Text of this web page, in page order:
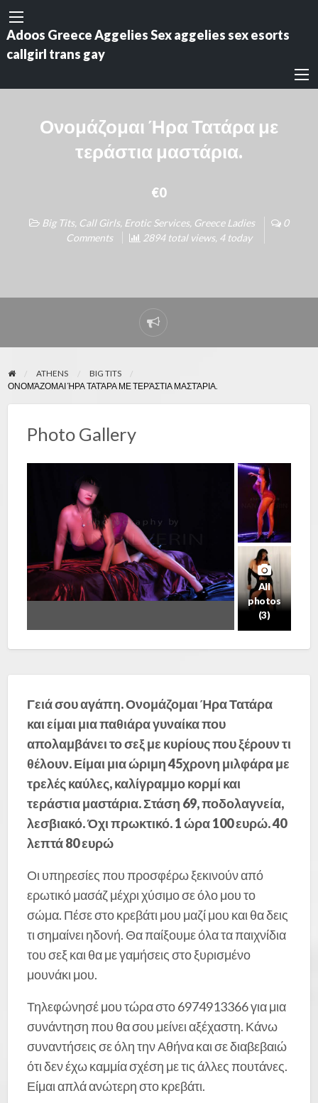
Adoos Greece Aggelies Sex aggelies sex esorts
callgirl trans gay
Ονομάζομαι Ήρα Τατάρα με
τεράστια μαστάρια.
€0
Big Tits, Call Girls, Erotic Services, Greece Ladies
0
Comments
2894 total views, 4 today
ATHENS
BIG TITS
ΟΝΟΜΆΖΟΜΑΙ ΉΡΑ ΤΑΤΆΡΑ ΜΕ ΤΕΡΆΣΤΙΑ ΜΑΣΤΆΡΙΑ.
Photo Gallery
All
photos
(3)
Γειά σου αγάπη. Ονομάζομαι Ήρα Τατάρα
και είμαι μια παθιάρα γυναίκα που
απολαμβάνει το σεξ με κυρίους που ξέρουν τι
θέλουν. Είμαι μια ώριμη 45χρονη μιλφάρα με
τρελές καύλες, καλίγραμμο κορμί και
τεράστια μαστάρια. Στάση 69, ποδολαγνεία,
λεσβιακό. Όχι πρωκτικό. 1 ώρα 100 ευρώ. 40
λεπτά 80 ευρώ
Οι υπηρεσίες που προσφέρω ξεκινούν από
ερωτικό μασάζ μέχρι χύσιμο σε όλο μου το
σώμα. Πέσε στο κρεβάτι μου μαζί μου και θα δεις
τι σημαίνει ηδονή. Θα παίξουμε όλα τα παιχνίδια
του σεξ και θα με γαμήσεις στο ξυρισμένο
μουνάκι μου.
Τηλεφώνησέ μου τώρα στο 6974913366 για μια
συνάντηση που θα σου μείνει αξέχαστη. Κάνω
συναντήσεις σε όλη την Αθήνα και σε διαβεβαιώ
ότι δεν έχω καμμία σχέση με τις άλλες πουτάνες.
Είμαι απλά ανώτερη στο κρεβάτι.